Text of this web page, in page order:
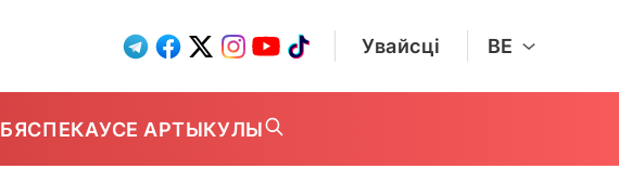
Увайсці BE
БЯСПЕКАУСЕ АРТЫКУЛЫ